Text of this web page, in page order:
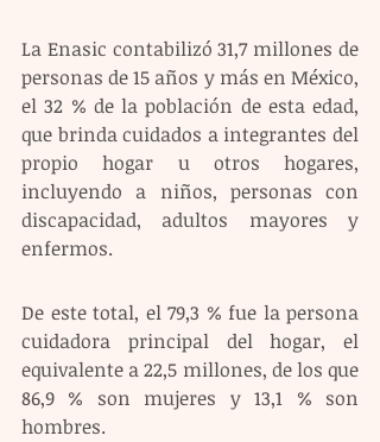
La Enasic contabilizó 31,7 millones de
personas de 15 años y más en México,
el 32 % de la población de esta edad,
que brinda cuidados a integrantes del
propio hogar u otros hogares,
incluyendo a niños, personas con
discapacidad, adultos mayores y
enfermos.
De este total, el 79,3 % fue la persona
cuidadora principal del hogar, el
equivalente a 22,5 millones, de los que
86,9 % son mujeres y 13,1 % son
hombres.